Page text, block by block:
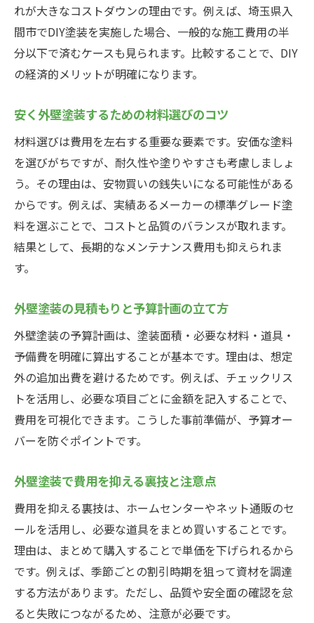
れが大きなコストダウンの理由です。例えば、埼玉県入
間市でDIY塗装を実施した場合、一般的な施工費用の半
分以下で済むケースも見られます。比較することで、DIY
の経済的メリットが明確になります。
安く外壁塗装するための材料選びのコツ
材料選びは費用を左右する重要な要素です。安価な塗料
を選びがちですが、耐久性や塗りやすさも考慮しましょ
う。その理由は、安物買いの銭失いになる可能性がある
からです。例えば、実績あるメーカーの標準グレード塗
料を選ぶことで、コストと品質のバランスが取れます。
結果として、長期的なメンテナンス費用も抑えられま
す。
外壁塗装の見積もりと予算計画の立て方
外壁塗装の予算計画は、塗装面積・必要な材料・道具・
予備費を明確に算出することが基本です。理由は、想定
外の追加出費を避けるためです。例えば、チェックリス
トを活用し、必要な項目ごとに金額を記入することで、
費用を可視化できます。こうした事前準備が、予算オー
バーを防ぐポイントです。
外壁塗装で費用を抑える裏技と注意点
費用を抑える裏技は、ホームセンターやネット通販のセ
ールを活用し、必要な道具をまとめ買いすることです。
理由は、まとめて購入することで単価を下げられるから
です。例えば、季節ごとの割引時期を狙って資材を調達
する方法があります。ただし、品質や安全面の確認を怠
ると失敗につながるため、注意が必要です。